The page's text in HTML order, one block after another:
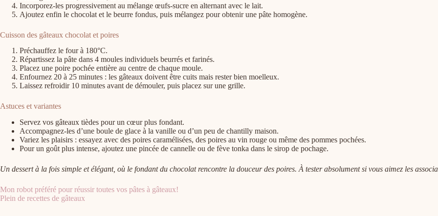
Incorporez-les progressivement au mélange œufs-sucre en alternant avec le lait.
Ajoutez enfin le chocolat et le beurre fondus, puis mélangez pour obtenir une pâte homogène.
Cuisson des gâteaux chocolat et poires
Préchauffez le four à 180°C.
Répartissez la pâte dans 4 moules individuels beurrés et farinés.
Placez une poire pochée entière au centre de chaque moule.
Enfournez 20 à 25 minutes : les gâteaux doivent être cuits mais rester bien moelleux.
Laissez refroidir 10 minutes avant de démouler, puis placez sur une grille.
Astuces et variantes
Servez vos gâteaux tièdes pour un cœur plus fondant.
Accompagnez-les d’une boule de glace à la vanille ou d’un peu de chantilly maison.
Variez les plaisirs : essayez avec des poires caramélisées, des poires au vin rouge ou même des pommes pochées.
Pour un goût plus intense, ajoutez une pincée de cannelle ou de fève tonka dans le sirop de pochage.
Un dessert à la fois simple et élégant, où le fondant du chocolat rencontre la douceur des poires. À tester absolument si vous aimez les
Mon robot préféré pour réussir toutes vos pâtes à gâteaux!
Plein de recettes de gâteaux